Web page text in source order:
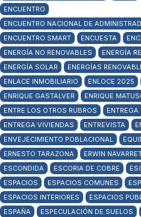
ENCUENTRO
ENCUENTRO NACIONAL DE
ENCUENTRO SMART
ENCUESTA
ENERGÍA NO RENOVABLES
ENERGÍA
ENERGÍA SOLAR
ENERGÍAS
ENLACE INMOBILIARIO
ENLOCE 2025
ENRIQUE GASTALVER
ENRIQUE
ENTRE LOS OTROS RUBROS
ENTREGA VIVIENDAS
ENTREVISTA
ENVEJECIMIENTO POBLACIONAL
ERNESTO TARAZONA
ERWIN
ESCONDIDA
ESCORIA DE COBRE
ESPACIOS
ESPACIOS COMUNES
ESPACIOS INTERIORES
ESPACIOS
ESPAÑA
ESPECULACIÓN DE SUELOS